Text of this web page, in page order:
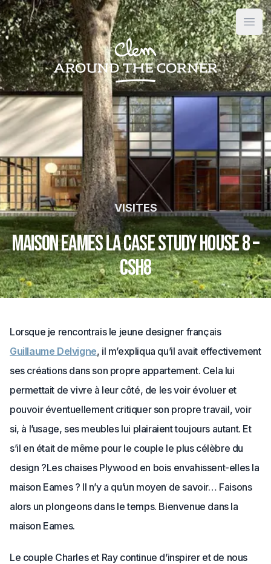
VISITES
Maison Eames la Case Study House 8 –
CSH8
Lorsque je rencontrais le jeune designer français
Guillaume Delvigne, il m’expliqua qu’il avait effectivement
ses créations dans son propre appartement. Cela lui
permettait de vivre à leur côté, de les voir évoluer et
pouvoir éventuellement critiquer son propre travail, voir
si, à l’usage, ses meubles lui plairaient toujours autant. Et
s’il en était de même pour le couple le plus célèbre du
design ?Les chaises Plywood en bois envahissent-elles la
maison Eames ? Il n’y a qu’un moyen de savoir… Faisons
alors un plongeons dans le temps. Bienvenue dans la
maison Eames.
Le couple Charles et Ray continue d’inspirer et de nous